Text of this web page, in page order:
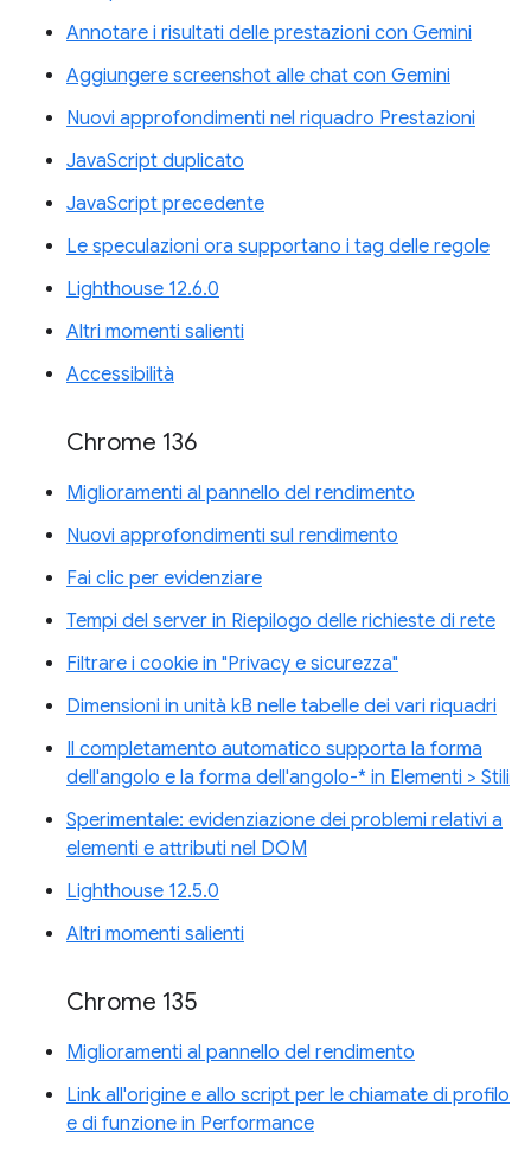
Annotare i risultati delle prestazioni con Gemini
Aggiungere screenshot alle chat con Gemini
Nuovi approfondimenti nel riquadro Prestazioni
JavaScript duplicato
JavaScript precedente
Le speculazioni ora supportano i tag delle regole
Lighthouse 12.6.0
Altri momenti salienti
Accessibilità
Chrome 136
Miglioramenti al pannello del rendimento
Nuovi approfondimenti sul rendimento
Fai clic per evidenziare
Tempi del server in Riepilogo delle richieste di rete
Filtrare i cookie in "Privacy e sicurezza"
Dimensioni in unità kB nelle tabelle dei vari riquadri
Il completamento automatico supporta la forma
dell'angolo e la forma dell'angolo-* in Elementi > Stili
Sperimentale: evidenziazione dei problemi relativi a
elementi e attributi nel DOM
Lighthouse 12.5.0
Altri momenti salienti
Chrome 135
Miglioramenti al pannello del rendimento
Link all'origine e allo script per le chiamate di profilo
e di funzione in Performance